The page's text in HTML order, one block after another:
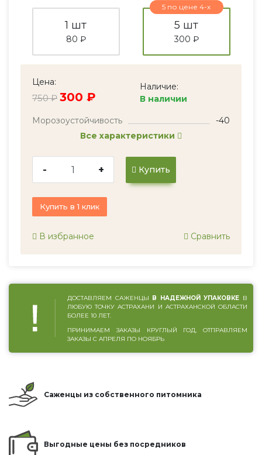
1 шт
80 ₽
5 по цене 4-х
5 шт
300 ₽
Цена:
750 ₽ 300 ₽
Наличие:
В наличии
Морозоустойчивость
-40
Все характеристики
- + Купить
Купить в 1 клик
В избранное Сравнить
ДОСТАВЛЯЕМ САЖЕНЦЫ В НАДЕЖНОЙ УПАКОВКЕ В
ЛЮБУЮ ТОЧКУ АСТРАХАНИ И АСТРАХАНСКОЙ ОБЛАСТИ
БОЛЕЕ 10 ЛЕТ.
ПРИНИМАЕМ ЗАКАЗЫ КРУГЛЫЙ ГОД, ОТПРАВЛЯЕМ
ЗАКАЗЫ С АПРЕЛЯ ПО НОЯБРЬ
Саженцы из собственного питомника
Выгодные цены без посредников